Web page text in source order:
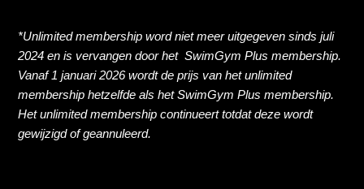
* (Jaar membership - unlimited)
Punchcard 10 credits - 3 maanden geldig
Punchcard 30 credits - 9 maanden geldig
*Unlimited membership word niet meer uitgegeven sinds juli
2024 en is vervangen door het SwimGym Plus membership.
Vanaf 1 januari 2026 wordt de prijs van het unlimited
membership hetzelfde als het SwimGym Plus membership.
Het unlimited membership continueert totdat deze wordt
gewijzigd of geannuleerd.